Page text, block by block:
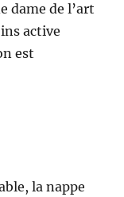
dame de l’art
active
est
la nappe